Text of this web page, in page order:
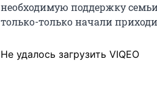
необходимую поддержку
только-только начали
Не удалось загрузить VIQEO